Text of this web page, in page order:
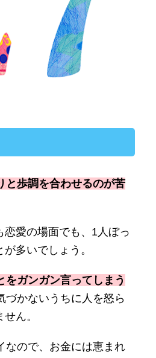
と歩調を合わせるのが苦
恋愛の場面でも、1人ぼっ
多いでしょう。
をガンガン言ってしまう
づかないうちに人を怒ら
ん。
なので、お金には恵まれ